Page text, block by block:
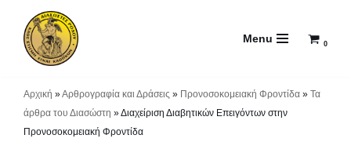
Μεταπηδήστε
Menu 0
Αρχική »Αρθρογραφία και Δράσεις » Προνοσοκομειακή Φροντίδα » Τα
άρθρα του Διασώστη »Διαχείριση Διαβητικών Επειγόντων στην
Προνοσοκομειακή Φροντίδα